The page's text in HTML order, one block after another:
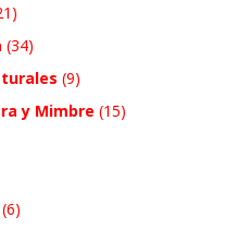
(34)
(9)
y Mimbre (15)
(6)